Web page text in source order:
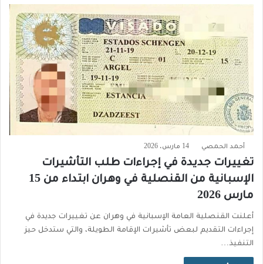
أحمد الحمصي 14 مارس، 2026
تغييرات جديدة في إجراءات طلب التأشيرات
الإسبانية من القنصلية في وهران ابتداء من 15
مارس 2026
أعلنت القنصلية العامة الإسبانية في وهران عن تغييرات جديدة في
إجراءات التقديم لبعض تأشيرات الإقامة الطويلة، والتي ستدخل حيز
التنفيذ…